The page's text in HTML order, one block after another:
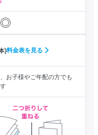
)料金表を見る
お子様やご年配の方でも